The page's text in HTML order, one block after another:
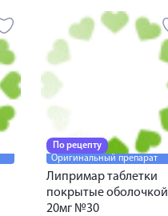
По рецепту
Оригинальный препарат
Липримар таблетки
покрытые оболочкой
20мг №30